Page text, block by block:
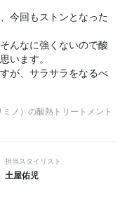
今回もストンとなった
んなに強くないので酸
います。
が、サラサラをなるべ
ノ）の酸熱トリートメント
担当スタイリスト
土屋佑児